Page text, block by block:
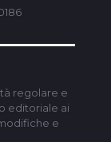
regolare e
editoriale ai
e